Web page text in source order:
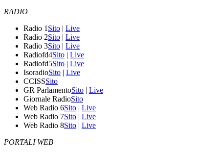
RADIO
Radio 1 Sito | Live
Radio 2Sito | Live
Radio 3Sito | Live
Radiofd4Sito | Live
Radiofd5Sito | Live
IsoradioSito | Live
CCISSSito
GR ParlamentoSito | Live
Giornale RadioSito
Web Radio 6Sito | Live
Web Radio 7Sito | Live
Web Radio 8Sito | Live
PORTALI WEB